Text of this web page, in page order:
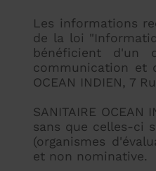
Les informations
de la loi
bénéficient d'un
communication et
OCEAN INDIEN, 7
SANITAIRE
sans que celles-ci
(organismes
et non nominative.